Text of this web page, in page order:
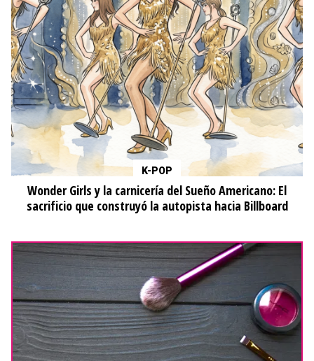
K-POP
Wonder Girls y la carnicería del Sueño Americano: El
sacrificio que construyó la autopista hacia Billboard